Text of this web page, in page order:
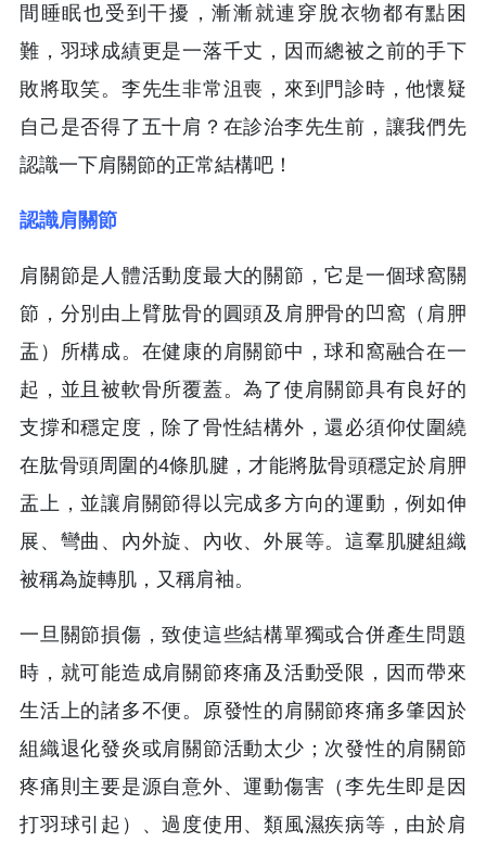
間睡眠也受到干擾，漸漸就連穿脫衣物都有點困
難，羽球成績更是一落千丈，因而總被之前的手下
敗將取笑。李先生非常沮喪，來到門診時，他懷疑
自己是否得了五十肩？在診治李先生前，讓我們先
認識一下肩關節的正常結構吧！
認識肩關節
肩關節是人體活動度最大的關節，它是一個球窩關
節，分別由上臂肱骨的圓頭及肩胛骨的凹窩（肩胛
盂）所構成。在健康的肩關節中，球和窩融合在一
起，並且被軟骨所覆蓋。為了使肩關節具有良好的
支撐和穩定度，除了骨性結構外，還必須仰仗圍繞
在肱骨頭周圍的4條肌腱，才能將肱骨頭穩定於肩胛
盂上，並讓肩關節得以完成多方向的運動，例如伸
展、彎曲、內外旋、內收、外展等。這羣肌腱組織
被稱為旋轉肌，又稱肩袖。
一旦關節損傷，致使這些結構單獨或合併產生問題
時，就可能造成肩關節疼痛及活動受限，因而帶來
生活上的諸多不便。原發性的肩關節疼痛多肇因於
組織退化發炎或肩關節活動太少；次發性的肩關節
疼痛則主要是源自意外、運動傷害（李先生即是因
打羽球引起）、過度使用、類風濕疾病等，由於肩